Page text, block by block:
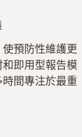
預防性維護更
即用型報告模
間專注於最重